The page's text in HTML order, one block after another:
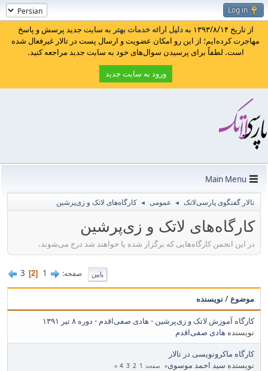
Log in
از تاریخ ۱۳۹۳/۸/۱۴ به دلیل ارائه خدمات بهتر به سایت جدید پرسش و پاسخ
مهاجرت کرده‌ایم؛ از این رو امکان عضویت و ارسال پست در تالار غیرفعال شده
است. لطفاً برای پرسیدن سوال‌های خود به سایت جدید مراجعه کنید.
ورود به سایت جدید
Main Menu
تالار گفتگوی پارسی‌لاتک ◄ عمومی ◄ کارگاه‌های لاتک و زی‌پرشین
کارگاه‌های لاتک و زی‌پرشین
در این انجمن کارگاه‌هایی که برگزار شده یا خواهند شد درج می‌شوند.
پایین صفحه 1
2
3
موضوع / نویسنده
کارگاه آموزش لاتک و زی‌پرشین - هادی صفی‌اقدم - دوره ۸ تیر ۱۳۹۱
نویسنده هادی صفی‌اقدم
کارگاه ماکرونویسی در تالار
نویسنده سید احمد موسوی صفحه 1
2
3
4